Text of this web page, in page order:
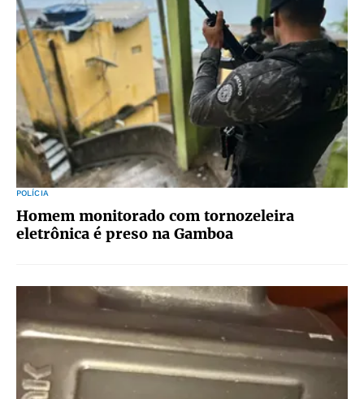
POLÍCIA
Homem monitorado com tornozeleira
eletrônica é preso na Gamboa